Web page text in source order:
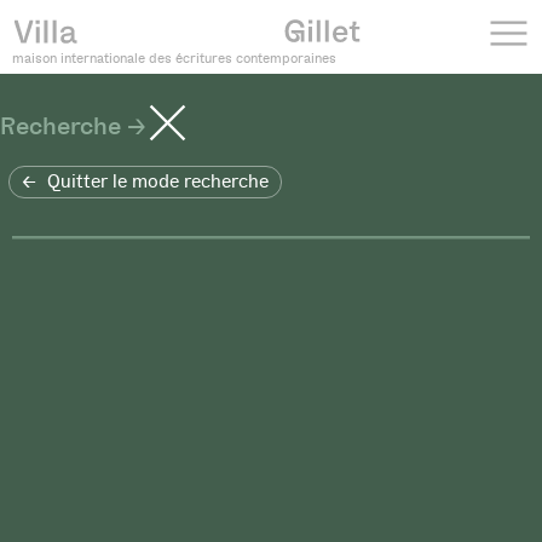
maison internationale des écritures contemporaines
Recherche
Quitter le mode recherche